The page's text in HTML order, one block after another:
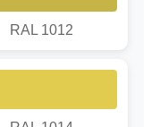
RAL 1012